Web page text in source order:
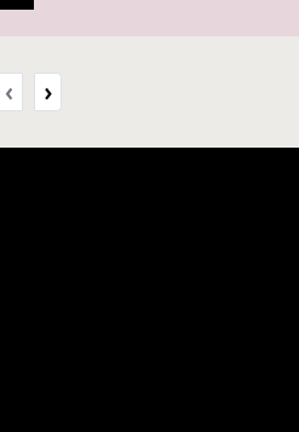
‹ ›